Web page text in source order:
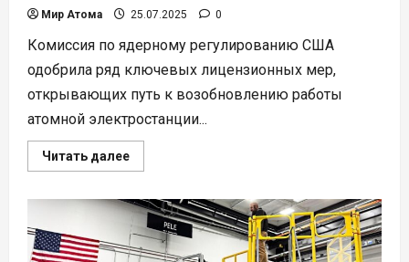
Мир Атома 25.07.2025 0
Комиссия по ядерному регулированию США
одобрила ряд ключевых лицензионных мер,
открывающих путь к возобновлению работы
атомной электростанции...
Читать далееПрочитать
больше
США
впервые
в
истории
перезапустят